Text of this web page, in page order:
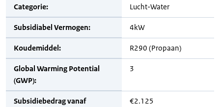
Categorie: Lucht-Water
Subsidiabel Vermogen: 4kW
Koudemiddel: R290 (Propaan)
Global Warming Potential
(GWP):
3
Subsidiebedrag vanaf
€2.125